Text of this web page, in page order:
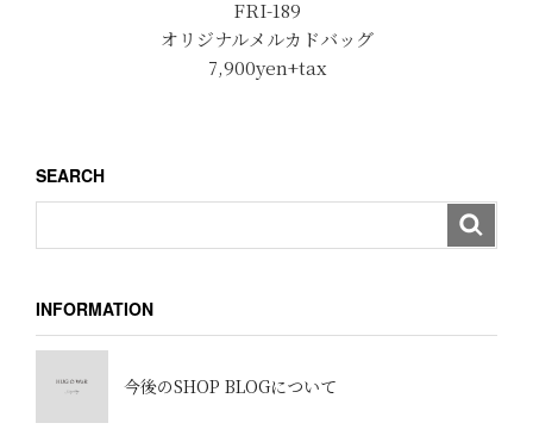
FRI-189
オリジナルメルカドバッグ
7,900yen+tax
SEARCH
INFORMATION
今後のSHOP BLOGについて